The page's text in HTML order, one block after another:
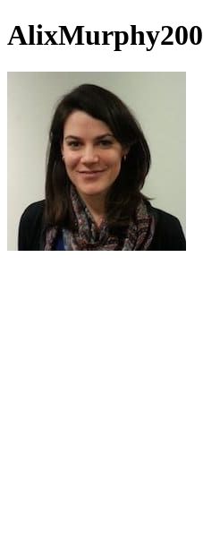
AlixMurphy200